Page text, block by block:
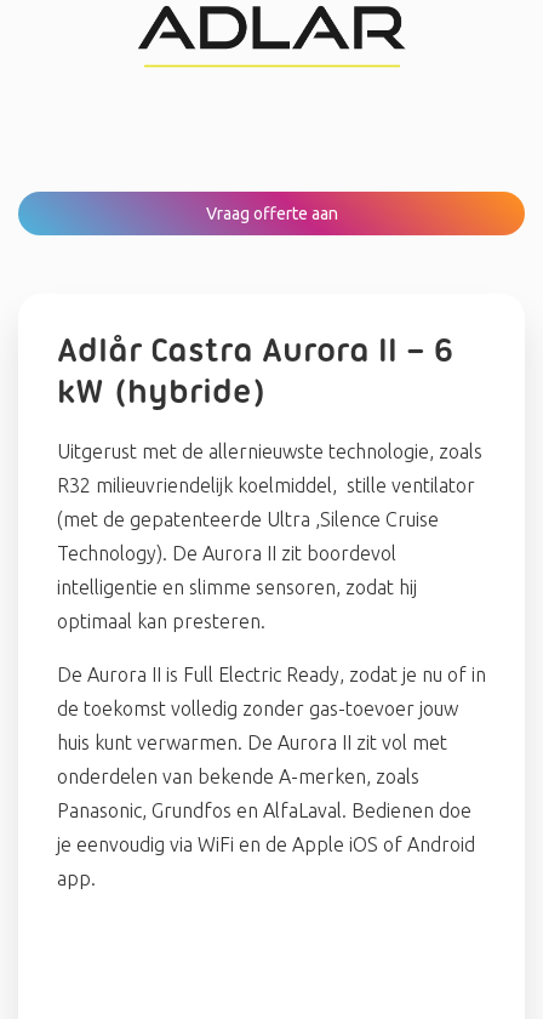
Vraag offerte aan
Adlår Castra Aurora II – 6
kW (hybride)
Uitgerust met de allernieuwste technologie, zoals
R32 milieuvriendelijk koelmiddel, stille ventilator
(met de gepatenteerde Ultra ,Silence Cruise
Technology). De Aurora II zit boordevol
intelligentie en slimme sensoren, zodat hij
optimaal kan presteren.
De Aurora II is Full Electric Ready, zodat je nu of in
de toekomst volledig zonder gas-toevoer jouw
huis kunt verwarmen. De Aurora II zit vol met
onderdelen van bekende A-merken, zoals
Panasonic, Grundfos en AlfaLaval. Bedienen doe
je eenvoudig via WiFi en de Apple iOS of Android
app.